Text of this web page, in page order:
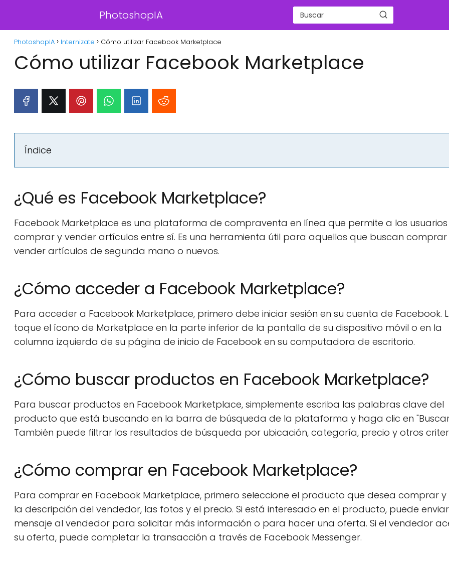
PhotoshopIA
PhotoshopIA Internizate Cómo utilizar Facebook Marketplace
Cómo utilizar Facebook Marketplace
Índice
¿Qué es Facebook Marketplace?
Facebook Marketplace es una plataforma de compraventa en línea que permite a los usuarios
comprar y vender artículos entre sí. Es una herramienta útil para aquellos que buscan comprar
vender artículos de segunda mano o nuevos.
¿Cómo acceder a Facebook Marketplace?
Para acceder a Facebook Marketplace, primero debe iniciar sesión en su cuenta de Facebook.
toque el ícono de Marketplace en la parte inferior de la pantalla de su dispositivo móvil o en la
columna izquierda de su página de inicio de Facebook en su computadora de escritorio.
¿Cómo buscar productos en Facebook Marketplace?
Para buscar productos en Facebook Marketplace, simplemente escriba las palabras clave del
producto que está buscando en la barra de búsqueda de la plataforma y haga clic en
También puede filtrar los resultados de búsqueda por ubicación, categoría, precio y otros
¿Cómo comprar en Facebook Marketplace?
Para comprar en Facebook Marketplace, primero seleccione el producto que desea comprar y
la descripción del vendedor, las fotos y el precio. Si está interesado en el producto, puede
mensaje al vendedor para solicitar más información o para hacer una oferta. Si el vendedor
su oferta, puede completar la transacción a través de Facebook Messenger.